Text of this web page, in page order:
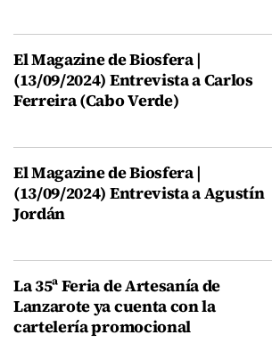
El Magazine de Biosfera |
(13/09/2024) Entrevista a Carlos
Ferreira (Cabo Verde)
El Magazine de Biosfera |
(13/09/2024) Entrevista a Agustín
Jordán
La 35ª Feria de Artesanía de
Lanzarote ya cuenta con la
cartelería promocional